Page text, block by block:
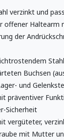
verzinkt und
offener Haltearm
der
Buchsen
und
präventiver
Sicherheit
vergüteter,
mit Mutter